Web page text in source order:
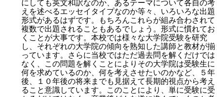
にしても英文和訳なのか、あるテーマについて各自の考
えを述べるエッセイタイプなのか等々、いろいろな出題
形式があるはずです。もちろんこれらが組み合わされて
複数で出題されることもあるでしょう。形式に慣れてお
くことが大事です。本校では様々な大学院受験を研究
し、それぞれの大学院の傾向を熟知した講師と教材が揃
っています。さらに当校ではただ過去問を解くだけでは
なく、この問題を解くことによりその大学院は受験生に
何を求めているのか、何を考えさせたいのかなど、５年
後、１０年後の将来までも見据えて長期的視点から考え
ること意識しています。このことにより、単に受験に受